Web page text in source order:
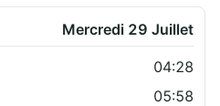
Mercredi 29 Juillet
04:28
05:58